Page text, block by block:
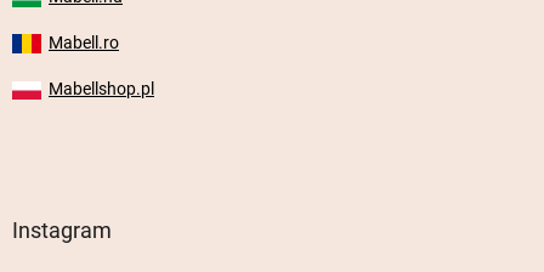
Mabell.ro
Mabellshop.pl
Instagram